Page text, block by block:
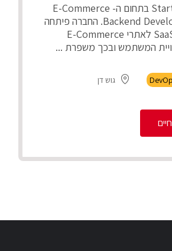
לחברת Start-Up בתחום ה- E-Commerce
דרוש/ה Backend Developer. החברה פיתחה
פלטפורמת SaaS לאתרי E-Commerce
המשתמש ובכך משפרת ...
גוש דן